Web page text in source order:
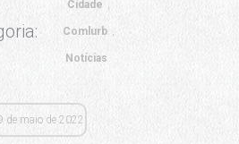
Cidade
Comlurb
Notícias
de maio de 2022